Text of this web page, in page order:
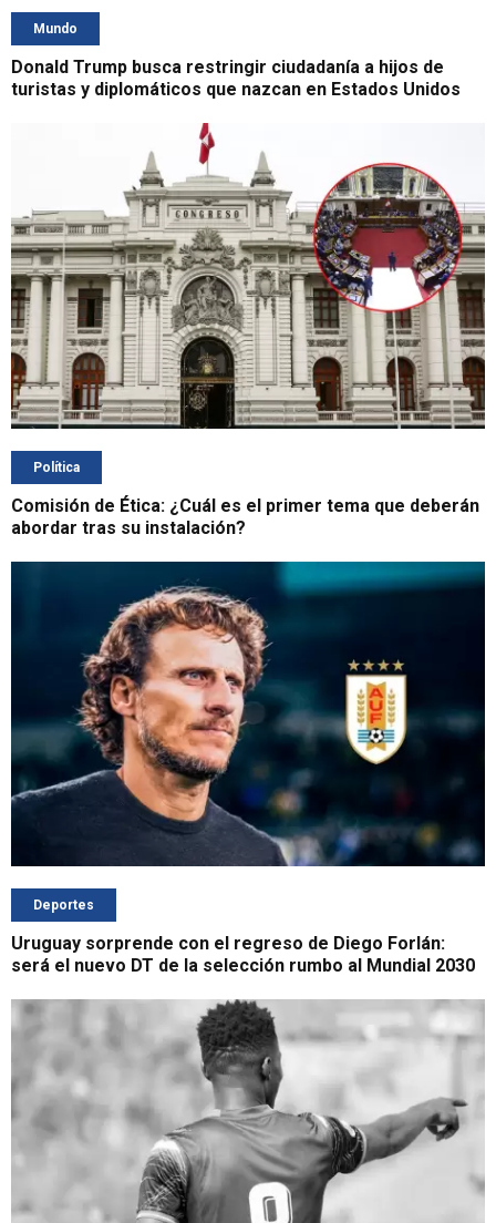
Mundo
Donald Trump busca restringir ciudadanía a hijos de
turistas y diplomáticos que nazcan en Estados Unidos
Política
Comisión de Ética: ¿Cuál es el primer tema que deberán
abordar tras su instalación?
Deportes
Uruguay sorprende con el regreso de Diego Forlán:
será el nuevo DT de la selección rumbo al Mundial 2030